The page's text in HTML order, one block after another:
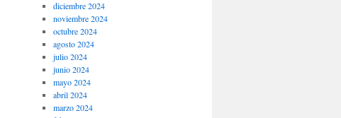
diciembre 2024
noviembre 2024
octubre 2024
agosto 2024
julio 2024
junio 2024
mayo 2024
abril 2024
marzo 2024